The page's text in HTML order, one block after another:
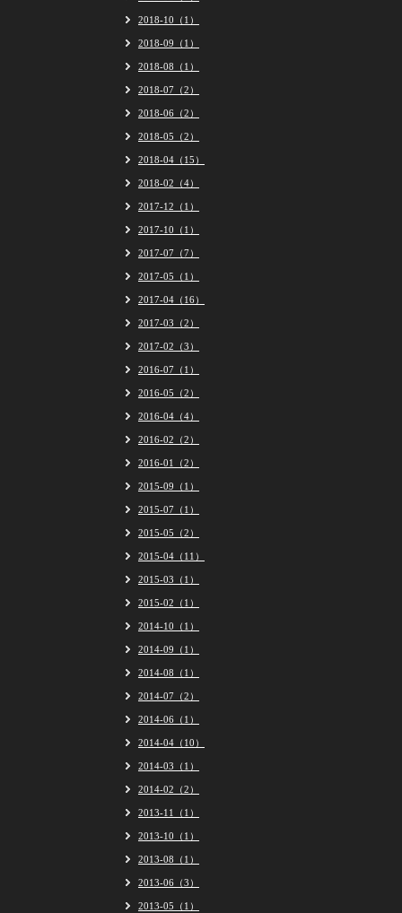
2018-10（1）
2018-09（1）
2018-08（1）
2018-07（2）
2018-06（2）
2018-05（2）
2018-04（15）
2018-02（4）
2017-12（1）
2017-10（1）
2017-07（7）
2017-05（1）
2017-04（16）
2017-03（2）
2017-02（3）
2016-07（1）
2016-05（2）
2016-04（4）
2016-02（2）
2016-01（2）
2015-09（1）
2015-07（1）
2015-05（2）
2015-04（11）
2015-03（1）
2015-02（1）
2014-10（1）
2014-09（1）
2014-08（1）
2014-07（2）
2014-06（1）
2014-04（10）
2014-03（1）
2014-02（2）
2013-11（1）
2013-10（1）
2013-08（1）
2013-06（3）
2013-05（1）